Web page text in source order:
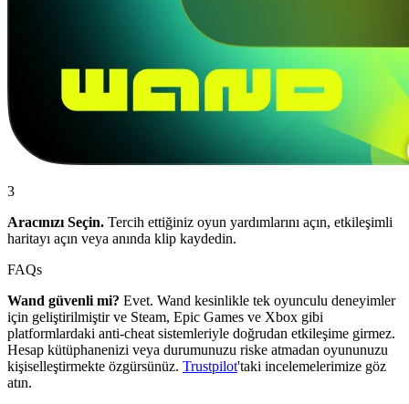
3
Aracınızı Seçin. Tercih ettiğiniz oyun yardımlarını açın, etkileşimli
haritayı açın veya anında klip kaydedin.
FAQs
Wand güvenli mi? Evet. Wand kesinlikle tek oyunculu deneyimler
için geliştirilmiştir ve Steam, Epic Games ve Xbox gibi
platformlardaki anti-cheat sistemleriyle doğrudan etkileşime girmez.
Hesap kütüphanenizi veya durumunuzu riske atmadan oyununuzu
kişiselleştirmekte özgürsünüz. Trustpilot'taki incelemelerimize göz
atın.